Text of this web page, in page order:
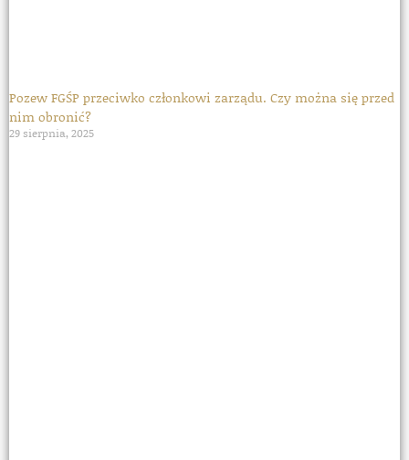
Pozew FGŚP przeciwko członkowi zarządu. Czy można się przed
nim obronić?
29 sierpnia, 2025